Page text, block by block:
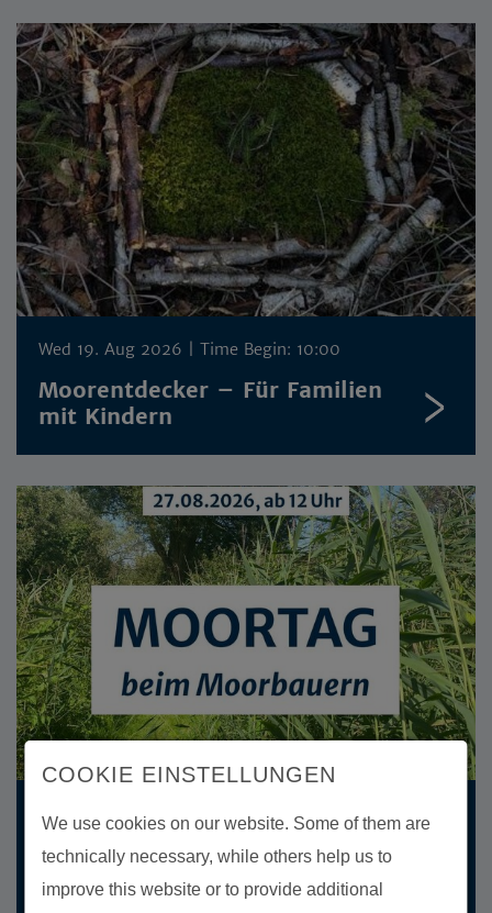
Wed 19. Aug 2026 | Time Begin: 10:00
Moorentdecker – Für Familien
mit Kindern
Thu 27. Aug 2026 | Time Begin: 12:00
Moortag beim Moorbauern in
Malchin
COOKIE EINSTELLUNGEN
We use cookies on our website. Some of them are
technically necessary, while others help us to
improve this website or to provide additional